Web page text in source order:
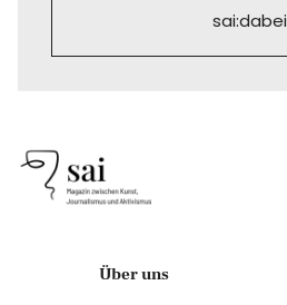
sai:dabei
Über uns